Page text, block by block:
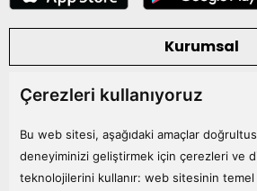
Çerezleri kullanıyoruz
Bu web sitesi, aşağıdaki amaçlar
deneyiminizi geliştirmek için çerezleri ve
teknolojilerini kullanır: web sitesinin temel
Kurumsal
Kategoriler
Bize Ulaşın